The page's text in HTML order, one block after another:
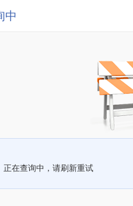
中
正在查询中，请刷新重试